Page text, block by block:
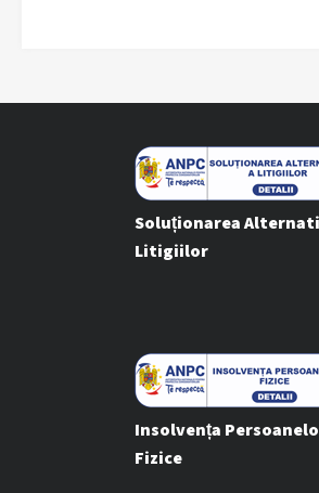
Soluționarea
Litigiilor
Insolvența
Fizice